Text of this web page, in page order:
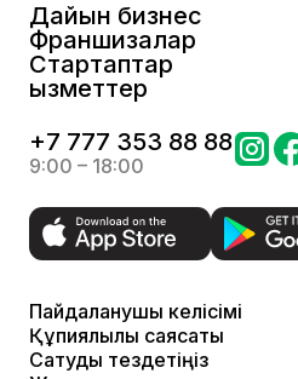
Дайын бизнес
Франшизалар
Стартаптар
Қызметтер
+7 777 353 88 88
9:00 – 18:00
Пайдаланушы келісімі
Құпиялылық саясаты
Сатуды тездетіңіз